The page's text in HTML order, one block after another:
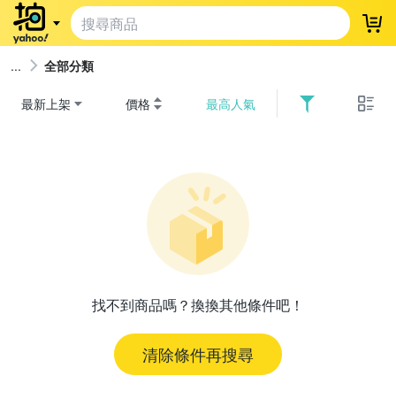
登
全部分類
最新上架 價格 最高人氣
找不到商品嗎？換換其他條件吧！
清除條件再搜尋